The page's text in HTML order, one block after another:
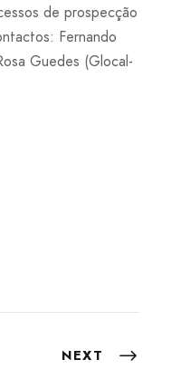
de prospecção
Fernando
Guedes (Glocal-
NEXT